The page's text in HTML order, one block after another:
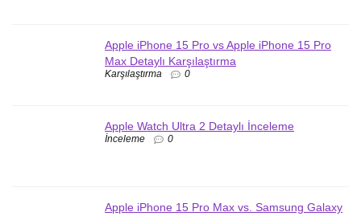
Apple iPhone 15 Pro vs Apple iPhone 15 Pro
Max Detaylı Karşılaştırma
Karşılaştırma 0
Apple Watch Ultra 2 Detaylı İnceleme
İnceleme 0
Apple iPhone 15 Pro Max vs. Samsung Galaxy